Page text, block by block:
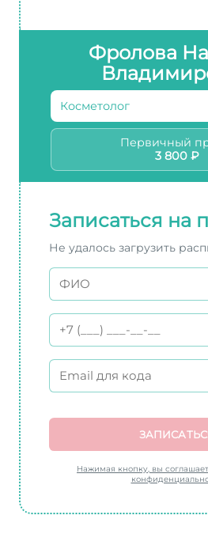
Фролова
Косметолог
Первичный
3 800 ₽
Записаться на
Не удалось загрузить
Нажимая кнопку, вы